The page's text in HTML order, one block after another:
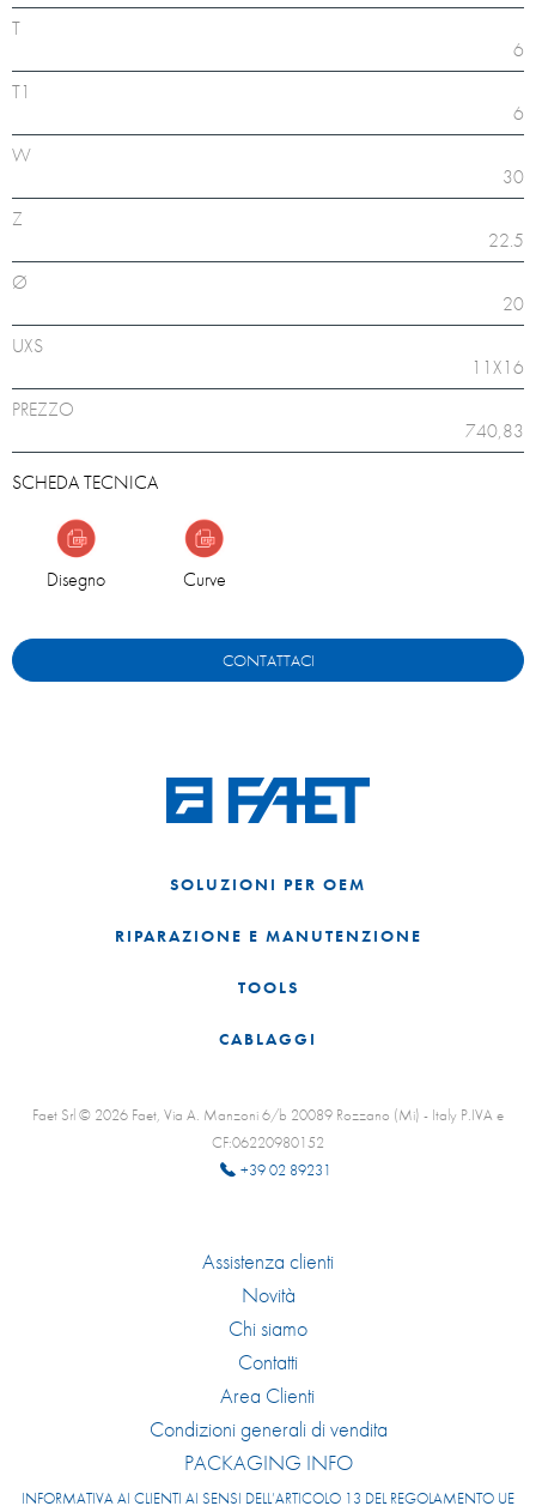
T
6
T1
6
W
30
Z
22.5
Ø
20
UXS
11X16
PREZZO
740,83
SCHEDA TECNICA
Disegno Curve
CONTATTACI
SOLUZIONI PER OEM
RIPARAZIONE E MANUTENZIONE
TOOLS
CABLAGGI
Faet Srl © 2026 Faet, Via A. Manzoni 6/b 20089 Rozzano (Mi) - Italy P.IVA e
CF:06220980152
+39 02 89231
Assistenza clienti
Novità
Chi siamo
Contatti
Area Clienti
Condizioni generali di vendita
PACKAGING INFO
INFORMATIVA AI CLIENTI AI SENSI DELL’ARTICOLO 13 DEL REGOLAMENTO UE